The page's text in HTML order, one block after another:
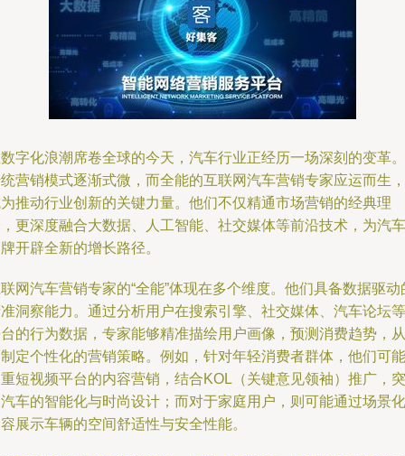
字化浪潮席卷全球的今天，汽车行业正经历一场深刻的变革。
营销模式逐渐式微，而全能的互联网汽车营销专家应运而生，
推动行业创新的关键力量。他们不仅精通市场营销的经典理
更深度融合大数据、人工智能、社交媒体等前沿技术，为汽车
开辟全新的增长路径。
网汽车营销专家的“全能”体现在多个维度。他们具备数据驱动
洞察能力。通过分析用户在搜索引擎、社交媒体、汽车论坛等
的行为数据，专家能够精准描绘用户画像，预测消费趋势，从
定个性化的营销策略。例如，针对年轻消费者群体，他们可能
短视频平台的内容营销，结合KOL（关键意见领袖）推广，突
车的智能化与时尚设计；而对于家庭用户，则可能通过场景化
展示车辆的空间舒适性与安全性能。